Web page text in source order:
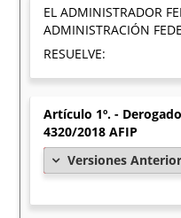
EL ADMINISTRADOR
ADMINISTRACIÓN
RESUELVE:
Artículo 1º. -
4320/2018 AFIP
Versiones